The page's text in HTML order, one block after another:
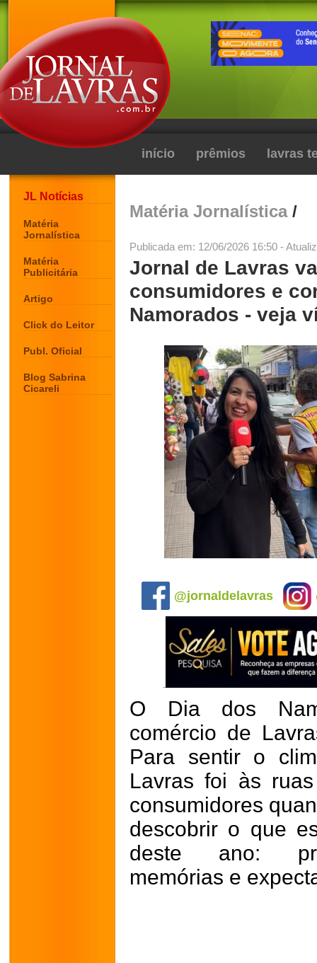
início prêmios lavras
JL Notícias
Matéria
Jornalística
Matéria
Publicitária
Artigo
Click do Leitor
Publ. Oficial
Blog Sabrina
Cicareli
Matéria Jornalística/
Publicada em: 12/06/2026 16:50 -
Jornal de Lavras
consumidores e
Namorados - veja
@jornaldelavras
O Dia dos
comércio de
Para sentir o
Lavras foi às
consumidores
descobrir o que
deste ano:
memórias e